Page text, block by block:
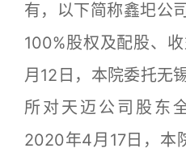
有，以下简称鑫圯公
100%股权及配股、
月12日，本院委托无
所对天迈公司股东
2020年4月17日，本